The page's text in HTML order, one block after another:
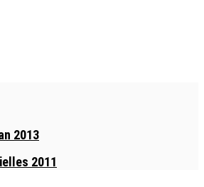
2013
2011